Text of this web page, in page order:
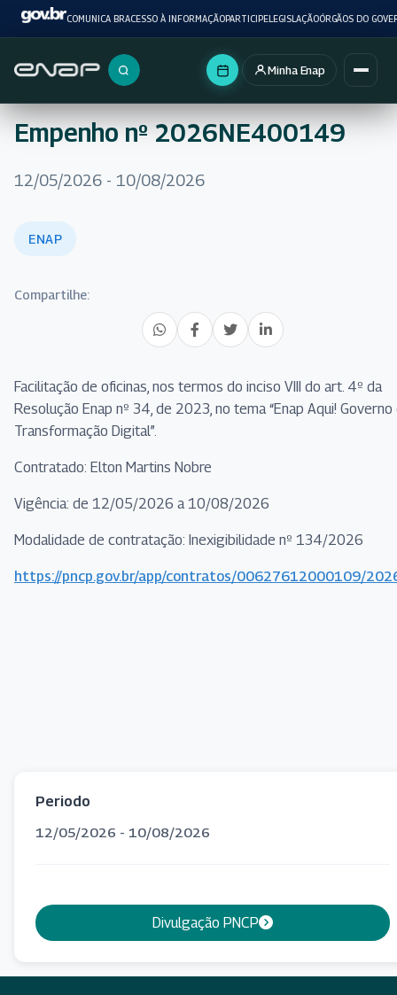
COMUNICA BRACESSO À INFORMAÇÃOPARTICIPELEGISLAÇÃOÓRGÃOS DO
Buscar no portal
Minha Enap
Empenho nº 2026NE400149
12/05/2026 - 10/08/2026
ENAP
Compartilhe:
Facilitação de oficinas, nos termos do inciso VIII do art. 4º da
Resolução Enap nº 34, de 2023, no tema “Enap Aqui! Governo
Transformação Digital”.
Contratado: Elton Martins Nobre
Vigência: de 12/05/2026 a 10/08/2026
Modalidade de contratação: Inexigibilidade nº 134/2026
https://pncp.gov.br/app/contratos/00627612000109/
Periodo
12/05/2026 - 10/08/2026
Divulgação PNCP